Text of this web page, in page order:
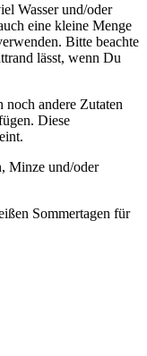
Wasser und/oder
eine kleine Menge
Bitte beachte
lässt, wenn Du
andere Zutaten
Diese
Minze und/oder
Sommertagen für